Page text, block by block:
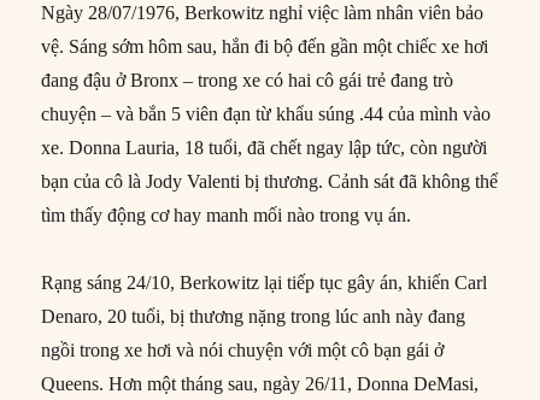
Ngày 28/07/1976, Berkowitz nghỉ việc làm nhân viên bảo
vệ. Sáng sớm hôm sau, hắn đi bộ đến gần một chiếc xe hơi
đang đậu ở Bronx – trong xe có hai cô gái trẻ đang trò
chuyện – và bắn 5 viên đạn từ khẩu súng .44 của mình vào
xe. Donna Lauria, 18 tuổi, đã chết ngay lập tức, còn người
bạn của cô là Jody Valenti bị thương. Cảnh sát đã không thể
tìm thấy động cơ hay manh mối nào trong vụ án.
Rạng sáng 24/10, Berkowitz lại tiếp tục gây án, khiến Carl
Denaro, 20 tuổi, bị thương nặng trong lúc anh này đang
ngồi trong xe hơi và nói chuyện với một cô bạn gái ở
Queens. Hơn một tháng sau, ngày 26/11, Donna DeMasi,